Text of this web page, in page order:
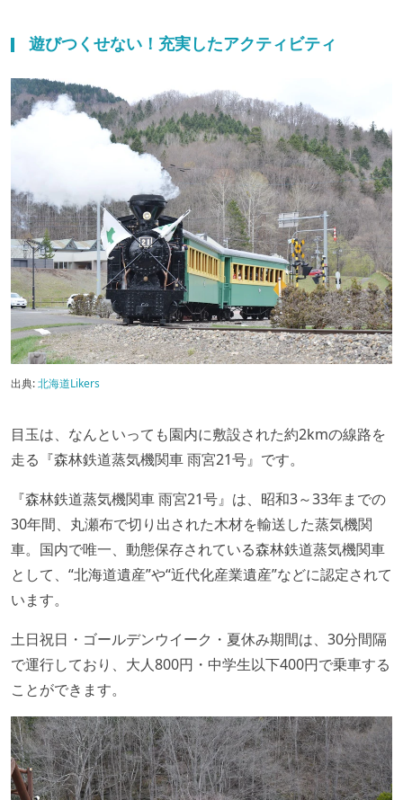
遊びつくせない！充実したアクティビティ
出典:北海道Likers
目玉は、なんといっても園内に敷設された約2kmの線路を
走る『森林鉄道蒸気機関車 雨宮21号』です。
『森林鉄道蒸気機関車 雨宮21号』は、昭和3～33年までの
30年間、丸瀬布で切り出された木材を輸送した蒸気機関
車。国内で唯一、動態保存されている森林鉄道蒸気機関車
として、“北海道遺産”や“近代化産業遺産”などに認定されて
います。
土日祝日・ゴールデンウイーク・夏休み期間は、30分間隔
で運行しており、大人800円・中学生以下400円で乗車する
ことができます。